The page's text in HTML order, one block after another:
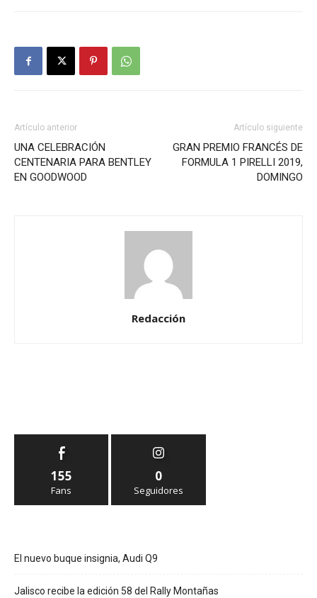
Artículo anterior
UNA CELEBRACIÓN
CENTENARIA PARA BENTLEY
EN GOODWOOD
Artículo siguiente
GRAN PREMIO FRANCÉS DE
FORMULA 1 PIRELLI 2019,
DOMINGO
Redacción
155
Fans
0
Seguidores
El nuevo buque insignia, Audi Q9
Jalisco recibe la edición 58 del Rally Montañas